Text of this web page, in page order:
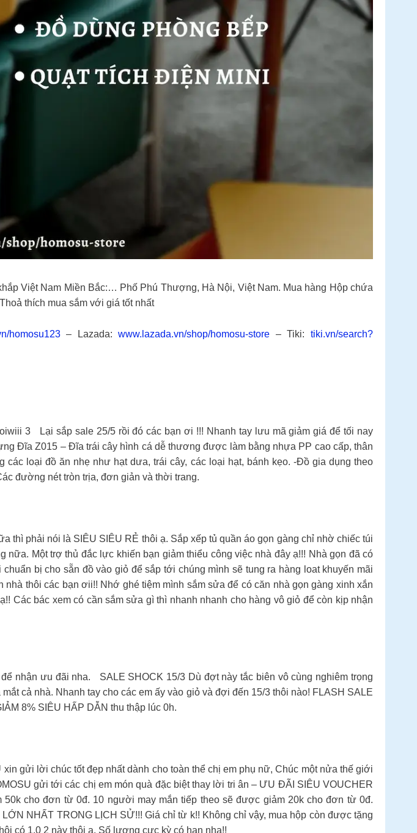
Việt Nam Miền Bắc:… Phố Phú Thượng, Hà Nội, Việt Nam. Mua hàng Hộp chứa
thích mua sắm với giá tốt nhất
homosu123– Lazada:www.lazada.vn/shop/homosu-store – Tiki: tiki.vn/search?
3 Lại sắp sale 25/5 rồi đó các bạn ơi !!! Nhanh tay lưu mã giảm giá để tối nay
Đĩa Z015 – Đĩa trái cây hình cá dễ thương được làm bằng nhựa PP cao cấp, thân
loại đồ ăn nhẹ như hạt dưa, trái cây, các loại hạt, bánh kẹo. -Đồ gia dụng theo
đường nét tròn trịa, đơn giản và thời trang.
thì phải nói là SIÊU SIÊU RẺ thôi ạ. Sắp xếp tủ quần áo gọn gàng chỉ nhờ chiếc túi
Một trợ thủ đắc lực khiến bạn giảm thiểu công việc nhà đây ạ!!! Nhà gọn đã có
bị cho sẵn đồ vào giỏ để sắp tới chúng mình sẽ tung ra hàng loat khuyến mãi
thôi các bạn ơii!! Nhớ ghé tiệm mình sắm sửa để có căn nhà gọn gàng xinh xắn
Các bác xem có cần sắm sửa gì thì nhanh nhanh cho hàng vô giỏ để còn kịp nhận
nhận ưu đãi nha. SALE SHOCK 15/3 Dù đợt này tắc biên vô cùng nghiêm trọng
cả nhà. Nhanh tay cho các em ấy vào giỏ và đợi đến 15/3 thôi nào! FLASH SALE
8% SIÊU HẤP DẪN thu thập lúc 0h.
gửi lời chúc tốt đẹp nhất dành cho toàn thể chị em phụ nữ, Chúc một nửa thế giới
gửi tới các chị em món quà đặc biệt thay lời tri ân – ƯU ĐÃI SIÊU VOUCHER
cho đơn từ 0đ. 10 người may mắn tiếp theo sẽ được giảm 20k cho đơn từ 0đ.
NHẤT TRONG LỊCH SỬ!!! Giá chỉ từ k!! Không chỉ vậy, mua hộp còn được tặng
có 1.0 2 này thôi ạ. Số lượng cực kỳ có hạn nha!!